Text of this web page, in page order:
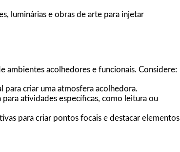
luminárias e obras de arte para injetar
ambientes acolhedores e funcionais. Considere:
para criar uma atmosfera acolhedora.
para atividades específicas, como leitura ou
para criar pontos focais e destacar elementos